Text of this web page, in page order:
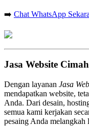
➡️ Chat WhatsApp
Jasa Website
Dengan layanan Jasa
mendapatkan website,
Anda. Dari desain,
semua kami kerjakan
pesaing Anda